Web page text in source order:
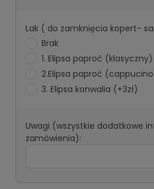
Lak ( do zamknięcia kopert-
Brak
1. Elipsa paproć
2.Elipsa paproć
3. Elipsa konwalia (+3zł)
Uwagi (wszystkie dodatkowe
zamówienia):